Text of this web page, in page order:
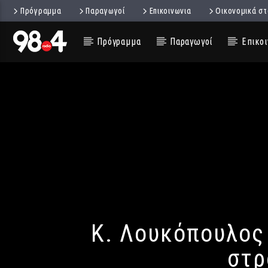
Πρόγραμμα Παραγωγοί Επικοινωνια Οικονομικά
Πρόγραμμα Παραγωγοί
Κ.